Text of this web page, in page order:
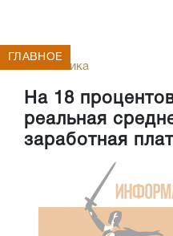
Экономика
На 18
реальная
заработная
ГЛАВНОЕ